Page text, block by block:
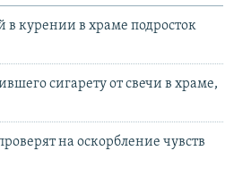
в курении в храме подросток
сигарету от свечи в храме,
на оскорбление чувств